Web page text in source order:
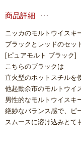
商品詳細
ニッカのモルトウイスキ
ブラックとレッドのセッ
[ピュアモルト ブラック]
こちらのブラックは
直火型のポットスチルを
他起動余市のモルトウイ
男性的なモルトウイスキ
絶妙なバランス感で、ピ
スムースに溶け込みとて